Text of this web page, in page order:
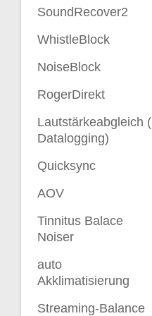
SoundRecover2
WhistleBlock
NoiseBlock
RogerDirekt
Lautstärkeabgleich (
Datalogging)
Quicksync
AOV
Tinnitus Balace
Noiser
auto
Akklimatisierung
Streaming-Balance